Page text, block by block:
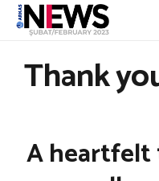
Thank
A heartfelt